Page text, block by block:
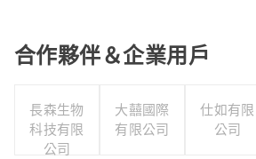
合作夥伴＆企業用戶
長森生物
科技有限
公司
大囍國際
有限公司
仕如有限
公司